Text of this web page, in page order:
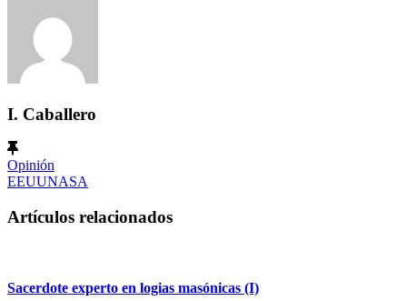
I. Caballero
Opinión
EEUUNASA
Artículos relacionados
Sacerdote experto en logias masónicas (I)